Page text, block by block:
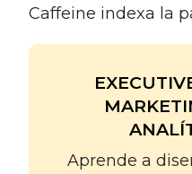
Caffeine indexa la
Aprende a